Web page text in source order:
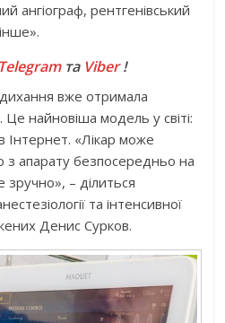
ангіограф, рентгенівський
Telegramта Viber!
вже отримала
Це найновіша модель у світі:
Інтернет. «Лікар може
з апарату безпосередньо на
зручно», – ділиться
та інтенсивної
Денис Сурков.